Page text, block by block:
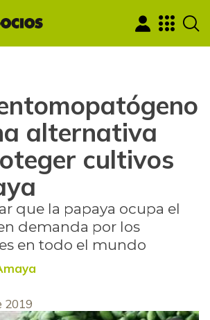
alternativa
cultivos
que la papaya ocupa el
demanda por los
en todo el mundo
2019